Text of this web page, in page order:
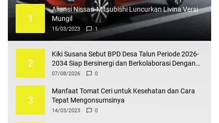
1
Aliansi Nissan-Mitsubishi Luncurkan Livina Versi
Mungil
15/03/2023 1
2
Kiki Susana Sebut BPD Desa Talun Periode 2026-
2034 Siap Bersinergi dan Berkolaborasi Dengan
Pemdes
07/08/2026 0
3
Manfaat Tomat Ceri untuk Kesehatan dan Cara
Tepat Mengonsumsinya
14/03/2023 0